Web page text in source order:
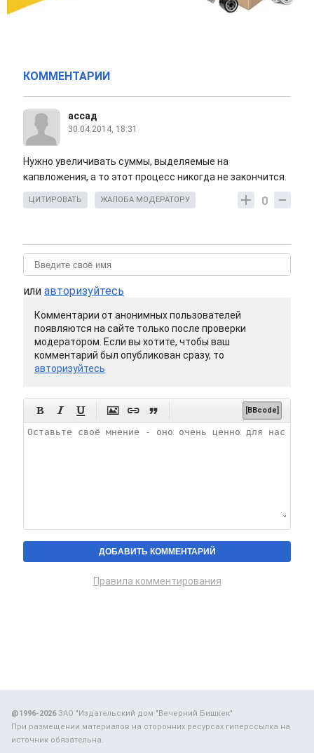
КОММЕНТАРИИ
ассад
30.04.2014, 18:31
Нужно увеличивать суммы, выделяемые на
капвложения, а то этот процесс никогда не закончится.
0
ЦИТИРОВАТЬ ЖАЛОБА МОДЕРАТОРУ
или авторизуйтесь
Комментарии от анонимных пользователей
появляются на сайте только после проверки
модератором. Если вы хотите, чтобы ваш
комментарий был опубликован сразу, то
авторизуйтесь
      [BBcode]
Правила комментирования
@1996-2026ЗАО "Издательский дом "Вечерний Бишкек"
При размещении материалов на сторонних ресурсах гиперссылка на
источник обязательна.